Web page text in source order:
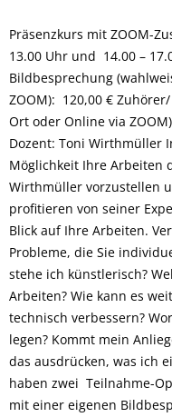
Präsenzkurs mit ZOOM-
13.00 Uhr und 14.00 –
Bildbesprechung
ZOOM): 120,00 €
Ort oder Online via
Dozent: Toni Wirthmüller
Möglichkeit Ihre Arbeiten
Wirthmüller vorzustellen
profitieren von seiner
Blick auf Ihre Arbeiten.
Probleme, die Sie
stehe ich künstlerisch?
Arbeiten? Wie kann es
technisch verbessern?
legen? Kommt mein
das ausdrücken, was ich
haben zwei Teilnahme-
mit einer eigenen